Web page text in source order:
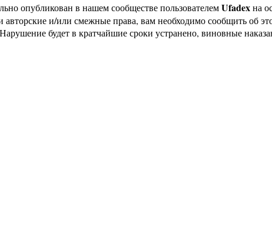
опубликован в нашем сообществе пользователемUfadexна
авторские и/или смежные права, вам необходимо сообщить об
будет в кратчайшие сроки устранено, виновные